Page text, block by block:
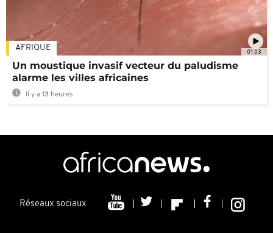
01:03
AFRIQUE
Un moustique invasif vecteur du paludisme
alarme les villes africaines
Il y a 13 heures
Réseaux sociaux